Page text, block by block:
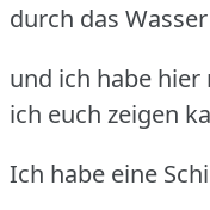
durch das
und ich habe
ich euch zeigen
Ich habe eine